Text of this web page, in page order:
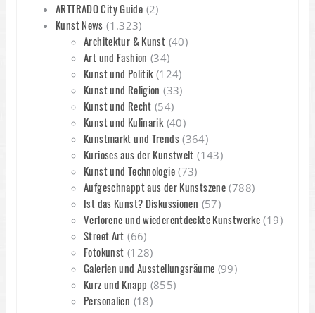
ARTTRADO City Guide (2)
Kunst News (1.323)
Architektur & Kunst (40)
Art und Fashion (34)
Kunst und Politik(124)
Kunst und Religion (33)
Kunst und Recht (54)
Kunst und Kulinarik(40)
Kunstmarkt und Trends(364)
Kurioses aus der Kunstwelt (143)
Kunst und Technologie(73)
Aufgeschnappt aus der Kunstszene (788)
Ist das Kunst? Diskussionen (57)
Verlorene und wiederentdeckte Kunstwerke (19)
Street Art (66)
Fotokunst (128)
Galerien und Ausstellungsräume (99)
Kurz und Knapp (855)
Personalien (18)